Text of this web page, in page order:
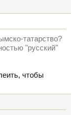
татарство?
"русский"
чтобы